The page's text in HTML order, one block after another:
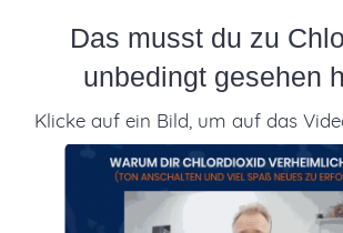
Das musst du zu
unbedingt gesehen
Klicke auf ein Bild, um auf das